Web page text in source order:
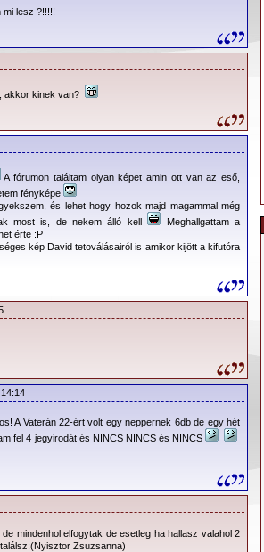
[3.000 darab]
mi lesz ?!!!!!
akkor kinek van?
A fórumon találtam olyan képet amin ott van az eső,
fényképe
és lehet hogy hozok majd magammal még
most is, de nekem álló kell
Meghallgattam a
érte :P
kép David tetoválásairól is amikor kijött a kifutóra
A Vaterán 22-ért volt egy neppernek 6db de egy hét
fel 4 jegyirodát és NINCS NINCS és NINCS
mindenhol elfogytak de esetleg ha hallasz valahol 2
Zsuzsanna)